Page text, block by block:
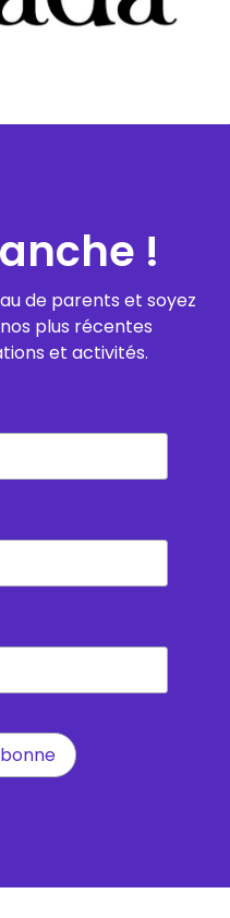
!
de parents et soyez
plus récentes
et activités.